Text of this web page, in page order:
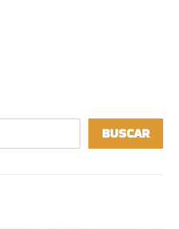
BUSCAR